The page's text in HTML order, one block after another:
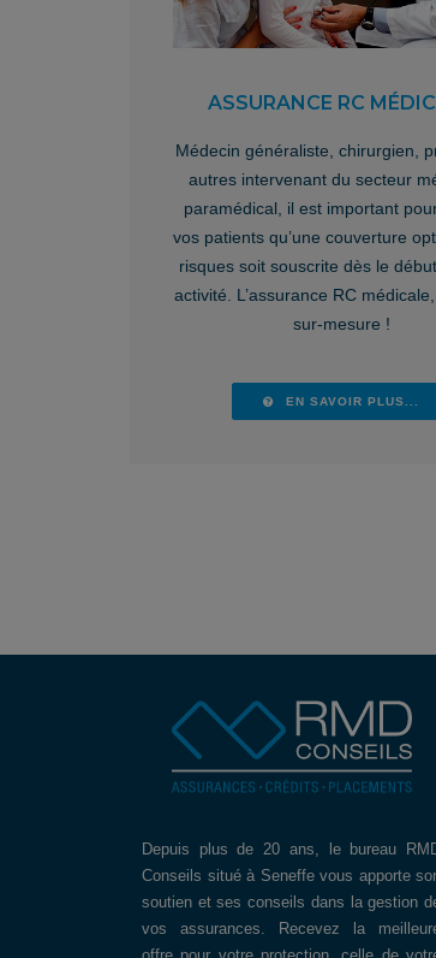
ASSURANCE RC
Médecin généraliste, chirurgien,
autres intervenant du secteur
paramédical, il est important
vos patients qu’une couverture
risques soit souscrite dès le
activité. L’assurance RC
sur-mesure !
EN SAVOIR PLUS...
Depuis plus de 20 ans, le bureau
Conseils situé à Seneffe vous apporte
soutien et ses conseils dans la gestion
vos assurances. Recevez la